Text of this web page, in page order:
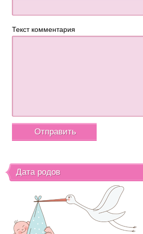
Текст комментария
Дата родов